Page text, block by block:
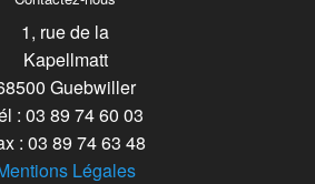
1, rue de la
Kapellmatt
Guebwiller
: 03 89 74 60 03
: 03 89 74 63 48
Légales